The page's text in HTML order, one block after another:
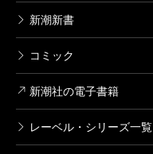
新潮新書
コミック
新潮社の電子書籍
レーベル・シリーズ一覧